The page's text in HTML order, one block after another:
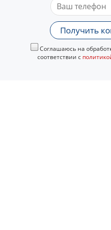
Получить
Соглашаюсь на
соответствии с